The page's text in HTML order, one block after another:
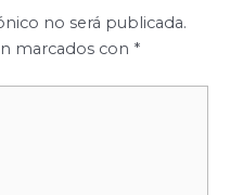
no será publicada.
marcados con *